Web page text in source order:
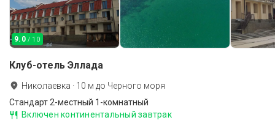
9.0 / 10
Клуб-отель Эллада
Николаевка · 10 м до Черного моря
Стандарт 2-местный 1-комнатный
Включен континентальный завтрак